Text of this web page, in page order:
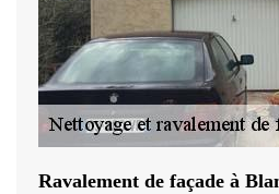
Ravalement de façade à